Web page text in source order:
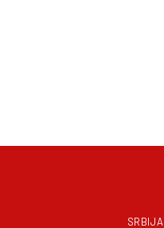
SRBIJA